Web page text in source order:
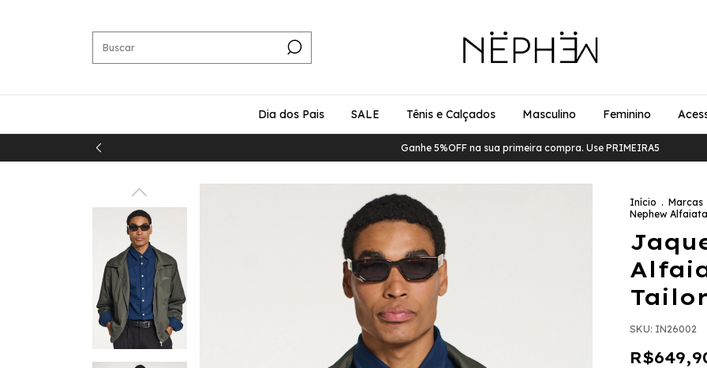
Dia dos Pais SALE Tênis e Calçados Masculino Feminino
Ganhe 5%OFF na sua primeira compra. Use PRIMEIRA5
Início . Marcas
Nephew
SKU: IN26002